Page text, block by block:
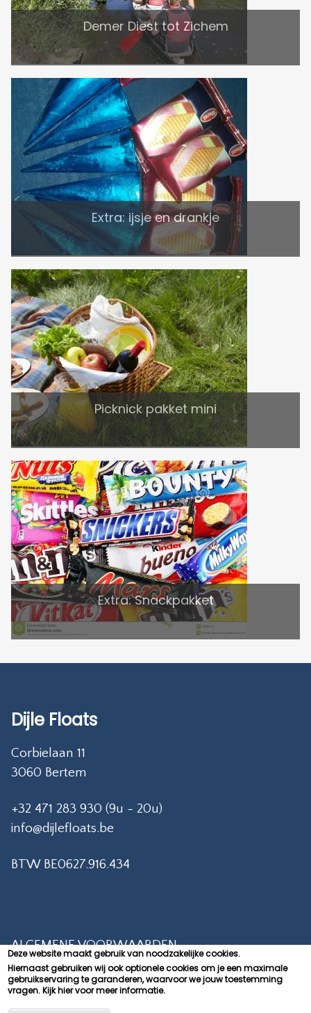
Demer Diest tot Zichem
Extra: ijsje en drankje
Picknick pakket mini
Extra: Snackpakket
Dijle Floats
Corbielaan 11
3060 Bertem
+32 471 283 930 (9u - 20u)
info@dijlefloats.be
BTW BE0627.916.434
ALGEMENE VOORWAARDEN
PRIVACY POLICY
CONTACT
Deze website maakt gebruik van noodzakelijke cookies.
Hiernaast gebruiken wij ook optionele cookies om je een maximale
gebruikservaring te garanderen, waarvoor we jouw toestemming
vragen.Kijk hier voor meer informatie.